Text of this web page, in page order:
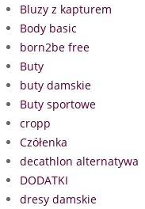
Bluzy z kapturem
Body basic
born2be free
Buty
buty damskie
Buty sportowe
cropp
Czółenka
decathlon alternatywa
DODATKI
dresy damskie